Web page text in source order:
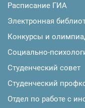
Расписание ГИА
Электронная
Конкурсы и
Социально-
Студенческий совет
Студенческий
Отдел по работе с